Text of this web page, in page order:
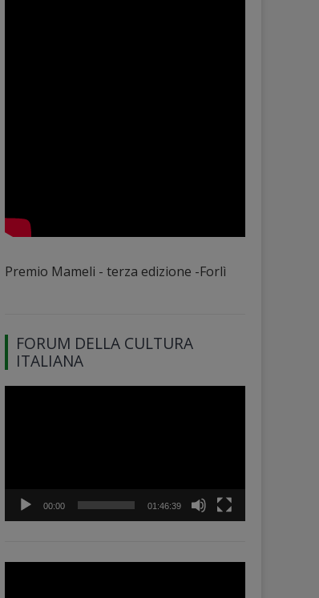
Premio Mameli - terza edizione -Forlì
FORUM DELLA CULTURA
ITALIANA
00:00 01:46:39